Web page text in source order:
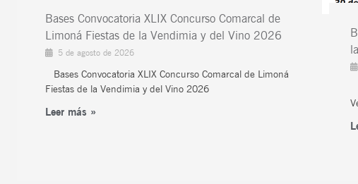
Bases Convocatoria XLIX Concurso Comarcal de
Limoná Fiestas de la Vendimia y del Vino 2026
5 de agosto de 2026
Bases Convocatoria XLIX Concurso Comarcal de Limoná
Fiestas de la Vendimia y del Vino 2026
Leer más »